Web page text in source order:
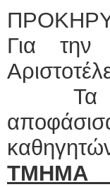
Για
Τα
ΤΜΗΜΑ